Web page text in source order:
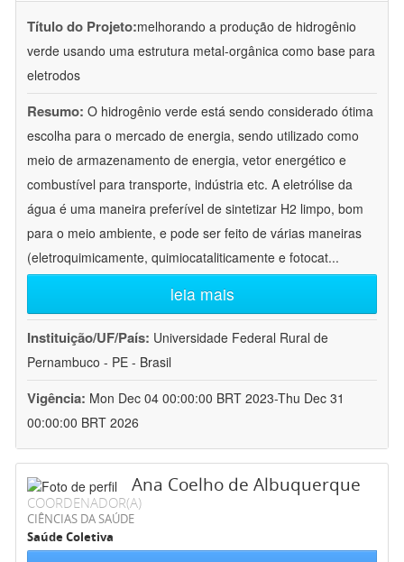
Título do Projeto:melhorando a produção de hidrogênio
verde usando uma estrutura metal-orgânica como base para
eletrodos
Resumo: O hidrogênio verde está sendo considerado ótima
escolha para o mercado de energia, sendo utilizado como
meio de armazenamento de energia, vetor energético e
combustível para transporte, indústria etc. A eletrólise da
água é uma maneira preferível de sintetizar H2 limpo, bom
para o meio ambiente, e pode ser feito de várias maneiras
(eletroquimicamente, quimiocataliticamente e fotocat...
leia mais
Instituição/UF/País: Universidade Federal Rural de
Pernambuco - PE - Brasil
Vigência: Mon Dec 04 00:00:00 BRT 2023-Thu Dec 31
00:00:00 BRT 2026
Ana Coelho de Albuquerque
COORDENADOR(A)
CIÊNCIAS DA SAÚDE
Saúde Coletiva